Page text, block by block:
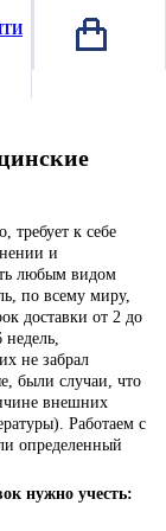
требует к себе
и
любым видом
по всему миру,
доставки от 2 до
не забрал
были случаи, что
внешних
Работаем с
определенный
нужно учесть: